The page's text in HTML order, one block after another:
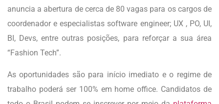
anuncia a abertura de cerca de 80 vagas para os cargos de
coordenador e especialistas software engineer; UX , PO, UI,
BI, Devs, entre outras posições, para reforçar a sua área
“Fashion Tech”.
As oportunidades são para início imediato e o regime de
trabalho poderá ser 100% em home office. Candidatos de